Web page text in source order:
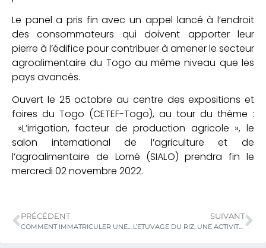
Le panel a pris fin avec un appel lancé à l’endroit
des consommateurs qui doivent apporter leur
pierre à l’édifice pour contribuer à amener le secteur
agroalimentaire du Togo au même niveau que les
pays avancés.
Ouvert le 25 octobre au centre des expositions et
foires du Togo (CETEF-Togo), au tour du thème :
»L’irrigation, facteur de production agricole », le
salon international de l’agriculture et de
l’agroalimentaire de Lomé (SIALO) prendra fin le
mercredi 02 novembre 2022.
PRÉCÉDENT
COMMENT IMMATRICULER UNE SOCIETE COOPERATIVE ?
SUIVANT
L’ETUVAGE DU RIZ, UNE ACTIVITE GENERATRICE DE REVENUS POUR LES FEMMES